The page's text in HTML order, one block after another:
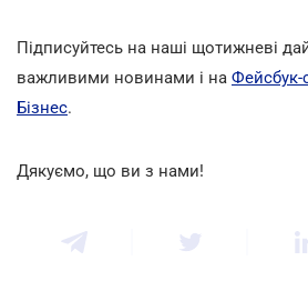
Підписуйтесь на наші щотижневі
важливими новинами і на Фейсбук-
Бізнес.
Дякуємо, що ви з нами!